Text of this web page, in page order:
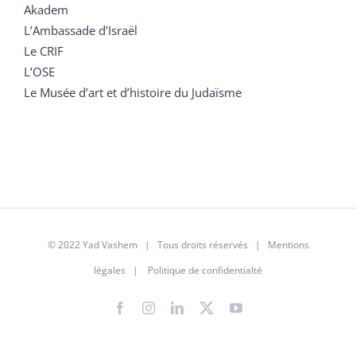
Akadem
L’Ambassade d’Israël
Le CRIF
L’OSE
Le Musée d’art et d’histoire du Judaïsme
© 2022 Yad Vashem | Tous droits réservés | Mentions
légales | Politique de confidentialté